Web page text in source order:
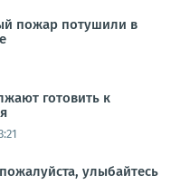
пожар потушили в
готовить к
улыбайтесь